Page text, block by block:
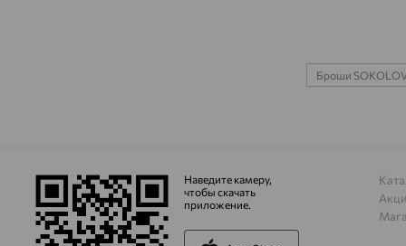
Броши
Наведите камеру,
чтобы скачать
приложение.